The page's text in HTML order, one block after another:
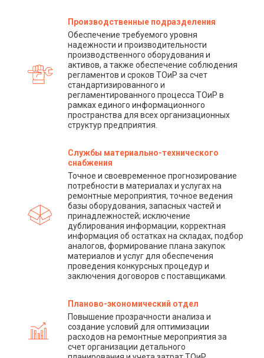
Производственные подразделения
Обеспечение требуемого уровня
надежности и производительности
производственного оборудования и
активов, а также обеспечение соблюдения
регламентов и сроков ТОиР за счет
стандартизированного и
регламентированного процесса ТОиР в
рамках единого информационного
пространства для всех организационных
структур предприятия.
Службы материально-технического
снабжения
Точное и своевременное прогнозирование
потребности в материалах и услугах на
ремонтные мероприятия, точное ведения
базы оборудования, запасных частей и
принадлежностей; исключение
дублирования информации, корректная
информация об остатках на складах, подбор
аналогов, формирование плана закупок
материалов и услуг для обеспечения
проведения конкурсных процедур и
заключения договоров с поставщиками.
Планово-экономический отдел
Повышение прозрачности анализа и
создание условий для оптимизации
расходов на ремонтные мероприятия за
счет организации детального